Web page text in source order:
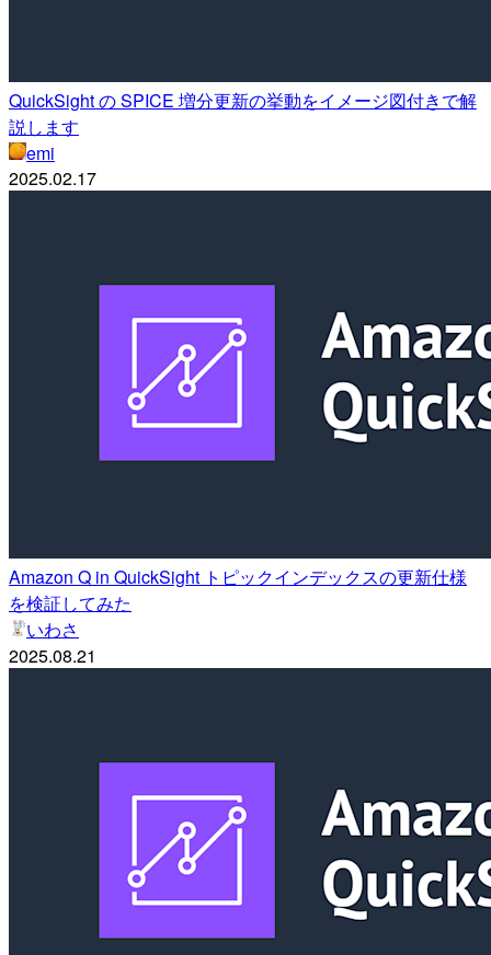
QuickSight の SPICE 増分更新の挙動をイメージ図付きで解
説します
emi
2025.02.17
Amazon Q in QuickSight トピックインデックスの更新仕様
を検証してみた
いわさ
2025.08.21